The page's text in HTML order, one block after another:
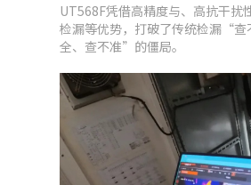
UT568F凭借高精度与、高抗干扰
检漏等优势，打破了传统检漏“查
全、查不准”的僵局。